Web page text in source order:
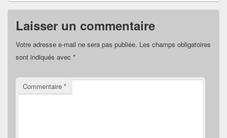
Laisser un commentaire
Votre adresse e-mail ne sera pas publiée. Les champs obligatoires
sont indiqués avec *
Commentaire *